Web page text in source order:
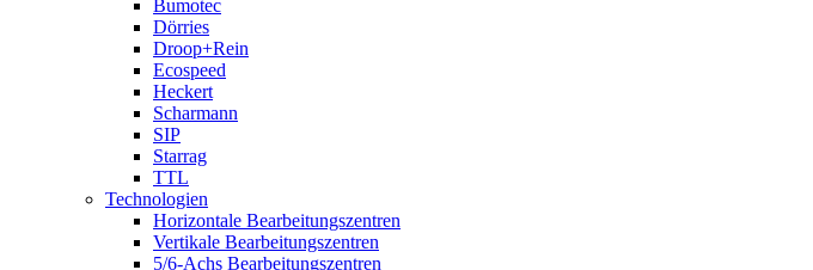
Bumotec
Dörries
Droop+Rein
Ecospeed
Heckert
Scharmann
SIP
Starrag
TTL
Technologien
Horizontale Bearbeitungszentren
Vertikale Bearbeitungszentren
5/6-Achs Bearbeitungszentren